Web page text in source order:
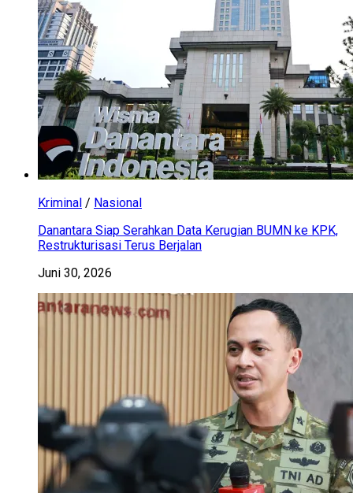
Kriminal / Nasional
Danantara Siap Serahkan Data Kerugian BUMN ke KPK,
Restrukturisasi Terus Berjalan
Juni 30, 2026